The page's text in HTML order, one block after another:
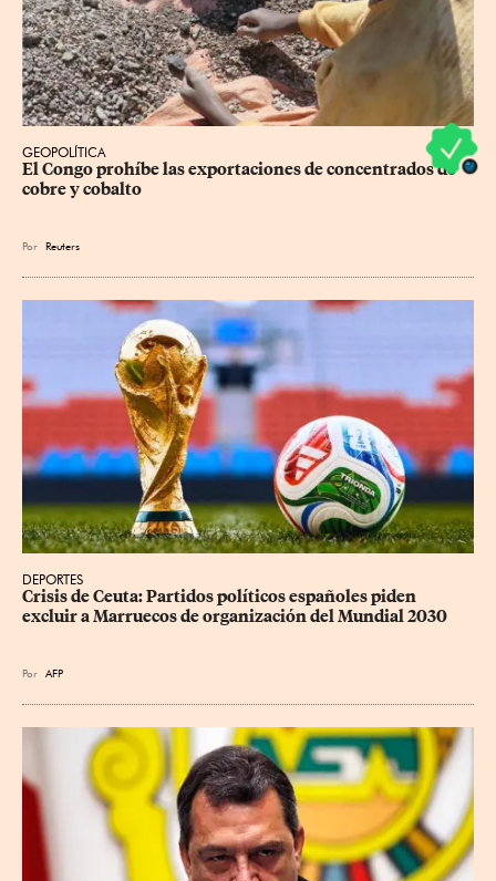
GEOPOLÍTICA
El Congo prohíbe las exportaciones de concentrados de
cobre y cobalto
Por Reuters
DEPORTES
Crisis de Ceuta: Partidos políticos españoles piden
excluir a Marruecos de organización del Mundial 2030
Por AFP